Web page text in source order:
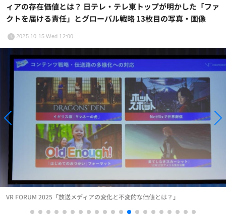
ィアの存在価値とは？ 日テレ・テレ東トップが明かした「ファ
クトを届ける責任」とグローバル戦略 13枚目の写真・画像
2025.10.15 Wed 12:00
VR FORUM 2025「放送メディアの変化と不変的な価値とは？」